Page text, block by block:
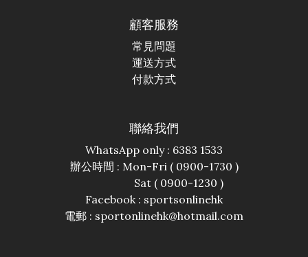
顧客服務
常見問題
運送方式
付款方式
聯絡我們
WhatsApp only : 6383 1533
辦公時間 : Mon-Fri ( 0900-1730 )
Sat ( 0900-1230 )
Facebook : sportsonlinehk
電郵 : sportonlinehk@hotmail.com